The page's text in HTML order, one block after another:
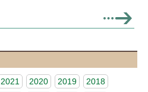
2021 2020 2019
2018